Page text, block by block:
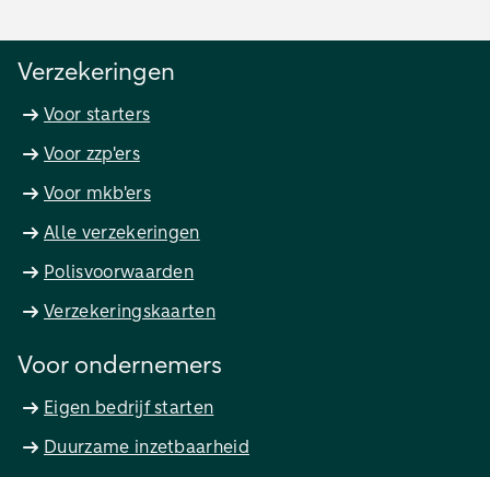
Verzekeringen
Voor starters
Voor zzp'ers
Voor mkb'ers
Alle verzekeringen
Polisvoorwaarden
Verzekeringskaarten
Voor ondernemers
Eigen bedrijf starten
Duurzame inzetbaarheid